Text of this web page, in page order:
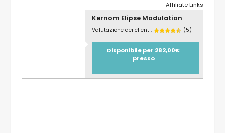
Affiliate Links
Kernom Elipse Modulation
Valutazione dei clienti: (5)
Disponibile per 282,00€
presso